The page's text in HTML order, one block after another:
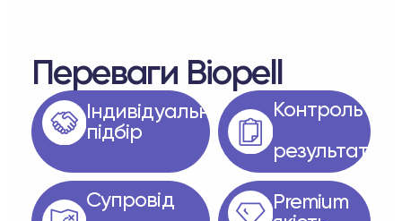
Переваги Biopell
Iндивідуальний
підбір
Контроль
результату
Супровід
Рremium